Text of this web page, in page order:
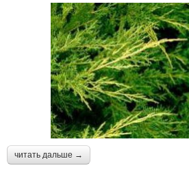
читать дальше →